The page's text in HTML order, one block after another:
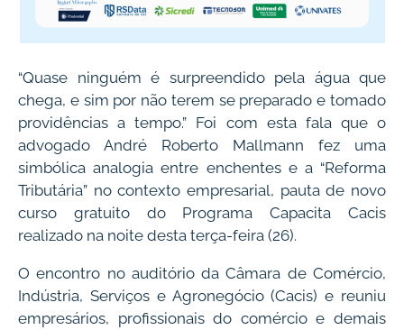
“Quase ninguém é surpreendido pela água que
chega, e sim por não terem se preparado e tomado
providências a tempo.” Foi com esta fala que o
advogado André Roberto Mallmann fez uma
simbólica analogia entre enchentes e a “Reforma
Tributária” no contexto empresarial, pauta de novo
curso gratuito do Programa Capacita Cacis
realizado na noite desta terça-feira (26).
O encontro no auditório da Câmara de Comércio,
Indústria, Serviços e Agronegócio (Cacis) e reuniu
empresários, profissionais do comércio e demais